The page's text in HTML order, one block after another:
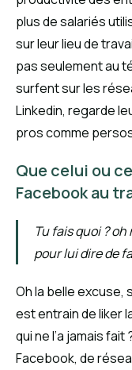
plus de salariés
sur leur lieu de
pas seulement au
surfent sur les
Linkedin, regarde
pros comme
Que celui ou
Facebook au
Tu fais quoi ?
pour lui dire de
Oh la belle excuse,
est entrain de liker
qui ne l’a jamais
Facebook, de